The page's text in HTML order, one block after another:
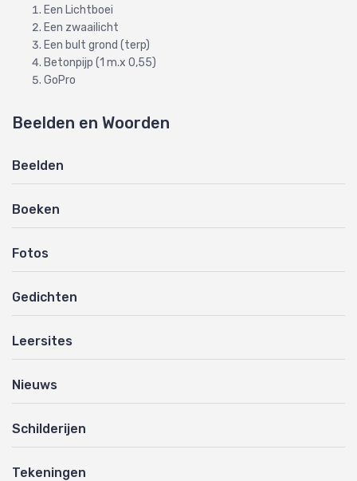
Een Lichtboei
Een zwaailicht
Een bult grond (terp)
Betonpijp (1 m.x 0,55)
GoPro
Beelden en Woorden
Beelden
Boeken
Fotos
Gedichten
Leersites
Nieuws
Schilderijen
Tekeningen